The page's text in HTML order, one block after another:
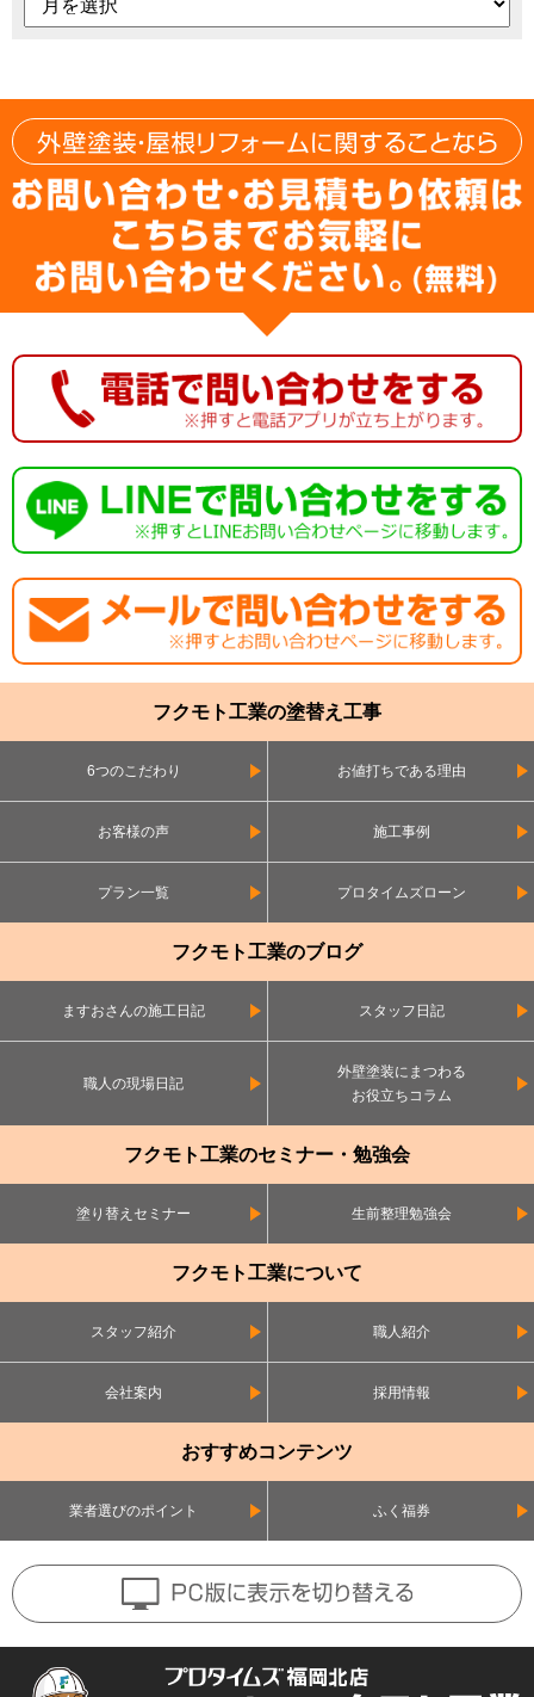
フクモト工業の塗替え工事
6つのこだわり お値打ちである理由
お客様の声 施工事例
プラン一覧 プロタイムズローン
フクモト工業のブログ
ますおさんの施工日記 スタッフ日記
職人の現場日記
外壁塗装にまつわる
お役立ちコラム
フクモト工業のセミナー・勉強会
塗り替えセミナー 生前整理勉強会
フクモト工業について
スタッフ紹介 職人紹介
会社案内 採用情報
おすすめコンテンツ
業者選びのポイント ふく福券